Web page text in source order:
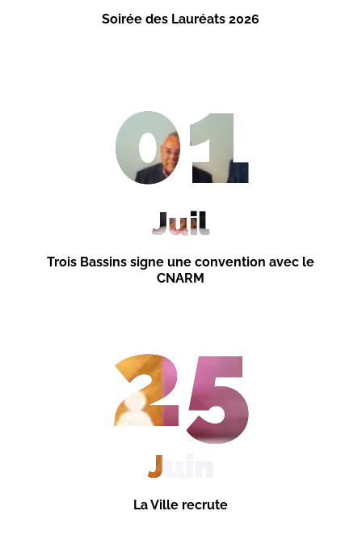
Soirée des Lauréats 2026
Trois Bassins signe une convention avec le
CNARM
01
Juil
La Ville recrute
25
Juin